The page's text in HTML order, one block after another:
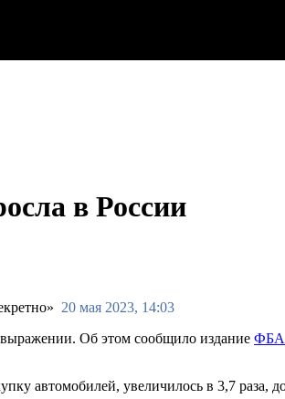
в России
20 мая 2023, 14:03
выражении. Об этом сообщило издание ФБА
автомобилей, увеличилось в 3,7 раза,